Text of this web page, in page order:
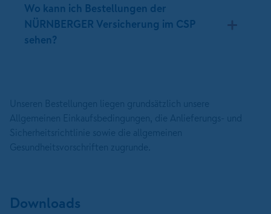
Wo kann ich Bestellungen der
NÜRNBERGER Versicherung im CSP
sehen?
Downloads